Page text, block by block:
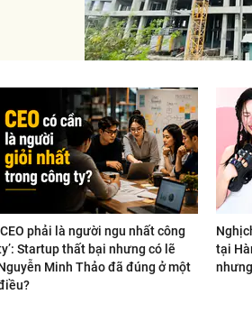
phải là người ngu nhất công
Startup thất bại nhưng có lẽ
Minh Thảo đã đúng ở một
tại